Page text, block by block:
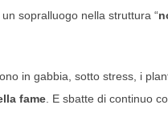
sopralluogo nella struttura “
in gabbia, sotto stress, i
fame . E sbatte di continuo